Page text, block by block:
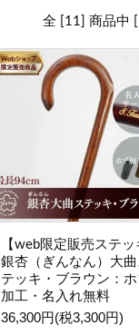
全 [11] 商品中
【web限定販売ステッ
銀杏（ぎんなん）大曲
テッキ・ブラウン：
加工・名入れ無料
36,300円(税3,300円)